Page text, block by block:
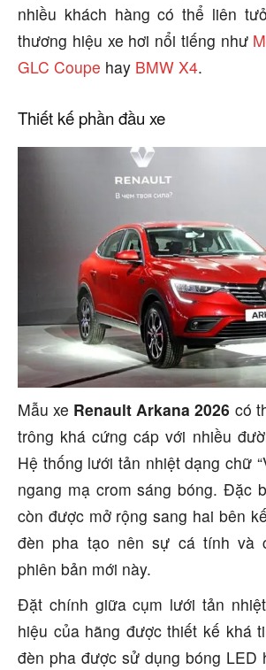
nhiều khách hàng có thể liên
thương hiệu xe hơi nổi tiếng như
GLC Coupe hay BMW X4.
Thiết kế phần đầu xe
Mẫu xe Renault Arkana 2026 có
trông khá cứng cáp với nhiều
Hệ thống lưới tản nhiệt dạng chữ
ngang mạ crom sáng bóng. Đặc
còn được mở rộng sang hai bên
đèn pha tạo nên sự cá tính và
phiên bản mới này.
Đặt chính giữa cụm lưới tản
hiệu của hãng được thiết kế khá
đèn pha được sử dụng bóng LED